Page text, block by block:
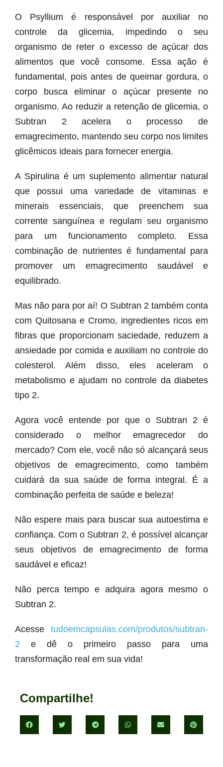
O Psyllium é responsável por auxiliar no
controle da glicemia, impedindo o seu
organismo de reter o excesso de açúcar dos
alimentos que você consome. Essa ação é
fundamental, pois antes de queimar gordura, o
corpo busca eliminar o açúcar presente no
organismo. Ao reduzir a retenção de glicemia, o
Subtran 2 acelera o processo de
emagrecimento, mantendo seu corpo nos limites
glicêmicos ideais para fornecer energia.
A Spirulina é um suplemento alimentar natural
que possui uma variedade de vitaminas e
minerais essenciais, que preenchem sua
corrente sanguínea e regulam seu organismo
para um funcionamento completo. Essa
combinação de nutrientes é fundamental para
promover um emagrecimento saudável e
equilibrado.
Mas não para por aí! O Subtran 2 também conta
com Quitosana e Cromo, ingredientes ricos em
fibras que proporcionam saciedade, reduzem a
ansiedade por comida e auxiliam no controle do
colesterol. Além disso, eles aceleram o
metabolismo e ajudam no controle da diabetes
tipo 2.
Agora você entende por que o Subtran 2 é
considerado o melhor emagrecedor do
mercado? Com ele, você não só alcançará seus
objetivos de emagrecimento, como também
cuidará da sua saúde de forma integral. É a
combinação perfeita de saúde e beleza!
Não espere mais para buscar sua autoestima e
confiança. Com o Subtran 2, é possível alcançar
seus objetivos de emagrecimento de forma
saudável e eficaz!
Não perca tempo e adquira agora mesmo o
Subtran 2.
Acesse tudoemcapsulas.com/produtos/subtran-
2 e dê o primeiro passo para uma
transformação real em sua vida!
Compartilhe!